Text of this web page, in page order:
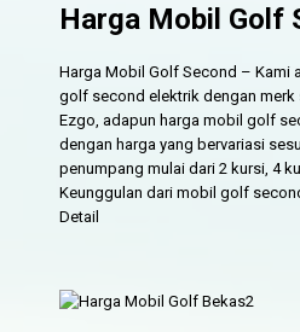
Harga Mobil Golf
Harga Mobil Golf Second – Kami
golf second elektrik dengan merk
Ezgo, adapun harga mobil golf
dengan harga yang bervariasi
penumpang mulai dari 2 kursi, 4
Keunggulan dari mobil golf
Detail